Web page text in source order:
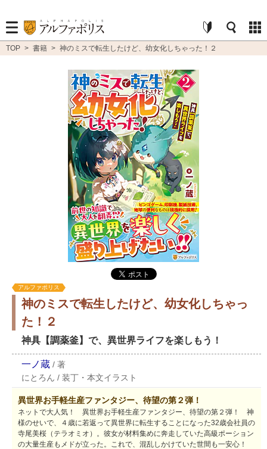
TOP > 書籍 > 神のミスで転生したけど、幼女化しちゃった！２
アルファポリス
神のミスで転生したけど、幼女化しちゃっ
た！２
神具【調薬釜】で、異世界ライフを楽しもう！
一ノ蔵 / 著
にとろん / 装丁・本文イラスト
異世界お手軽生産ファンタジー、待望の第２弾！
ネットで大人気！ 異世界お手軽生産ファンタジー、待望の第２弾！ 神
様のせいで、４歳に若返って異世界に転生することになった32歳会社員の
寺尾美桜（テラオミオ）。彼女が材料集めに奔走していた高級ポーション
の大量生産もメドが立った。これで、混乱しかけていた世間も一安心！